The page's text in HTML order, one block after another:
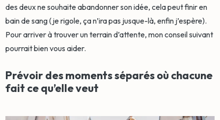
des deux ne souhaite abandonner son idée, cela peut finir en
bain de sang (je rigole, ça n’ira pas jusque-là, enfin j’espère).
Pour arriver à trouver un terrain d’attente, mon conseil suivant
pourrait bien vous aider.
Prévoir des moments séparés où chacune
fait ce qu’elle veut